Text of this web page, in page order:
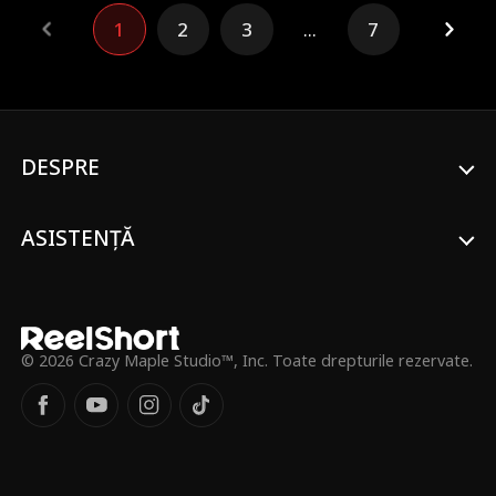
infertilă, Selene Vennor. Cu inima frântă, a
avut un alt accident de mașină. Din cauza
planului lui Selene, Cassian a crezut că
top, cu un băiețel, Leif. Destinul îi aducea
departe. În cele din urmă, răpirea lui Leif i-
1 2 3 ... 7
DESPRE
ASISTENȚĂ
© 2026 Crazy Maple Studio™, Inc. Toate drepturile rezervate.